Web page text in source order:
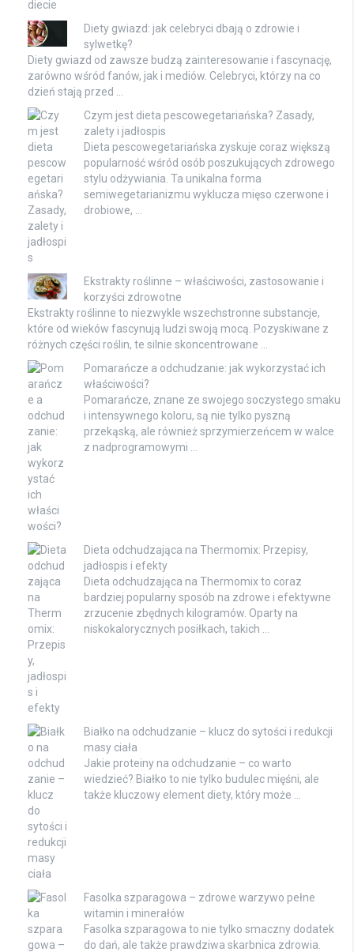
Diety gwiazd: jak celebryci dbają o zdrowie i
sylwetkę?
Diety gwiazd od zawsze budzą zainteresowanie i fascynację,
zarówno wśród fanów, jak i mediów. Celebryci, którzy na co
dzień stają przed …
Czym jest dieta pescowegetariańska? Zasady,
zalety i jadłospis
Dieta pescowegetariańska zyskuje coraz większą
popularność wśród osób poszukujących zdrowego
stylu odżywiania. Ta unikalna forma
semiwegetarianizmu wyklucza mięso czerwone i
drobiowe, …
Ekstrakty roślinne – właściwości, zastosowanie i
korzyści zdrowotne
Ekstrakty roślinne to niezwykle wszechstronne substancje,
które od wieków fascynują ludzi swoją mocą. Pozyskiwane z
różnych części roślin, te silnie skoncentrowane …
Pomarańcze a odchudzanie: jak wykorzystać ich
właściwości?
Pomarańcze, znane ze swojego soczystego smaku
i intensywnego koloru, są nie tylko pyszną
przekąską, ale również sprzymierzeńcem w walce
z nadprogramowymi …
Dieta odchudzająca na Thermomix: Przepisy,
jadłospis i efekty
Dieta odchudzająca na Thermomix to coraz
bardziej popularny sposób na zdrowe i efektywne
zrzucenie zbędnych kilogramów. Oparty na
niskokalorycznych posiłkach, takich …
Białko na odchudzanie – klucz do sytości i redukcji
masy ciała
Jakie proteiny na odchudzanie – co warto
wiedzieć? Białko to nie tylko budulec mięśni, ale
także kluczowy element diety, który może …
Fasolka szparagowa – zdrowe warzywo pełne
witamin i minerałów
Fasolka szparagowa to nie tylko smaczny dodatek
do dań, ale także prawdziwa skarbnica zdrowia.